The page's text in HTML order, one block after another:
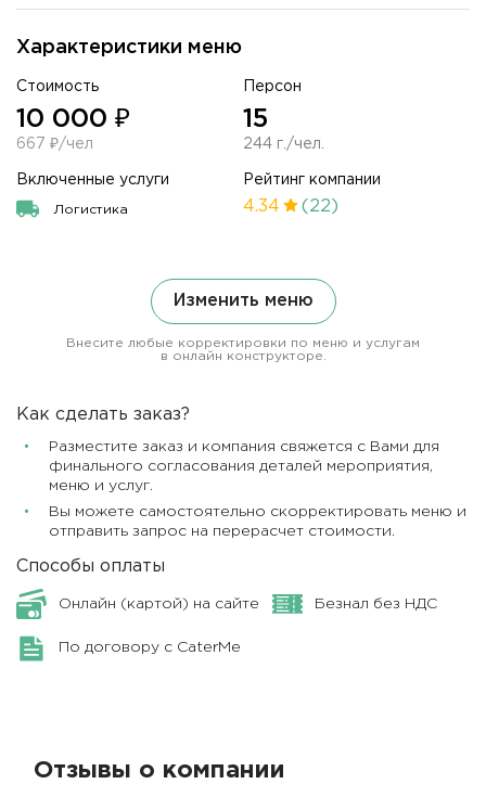
Характеристики меню
Стоимость
10 000 ₽
667 ₽/чел
Персон
15
244 г./чел.
Включенные услуги
Логистика
Рейтинг компании
4.34 (22)
Изменить меню
Внесите любые корректировки по меню и услугам
в онлайн конструкторе.
Как сделать заказ?
Разместите заказ и компания свяжется с Вами для
финального согласования деталей мероприятия,
меню и услуг.
Вы можете самостоятельно скорректировать меню и
отправить запрос на перерасчет стоимости.
Способы оплаты
Онлайн (картой) на сайте Безнал без НДС
По договору с CaterMe
Отзывы о компании